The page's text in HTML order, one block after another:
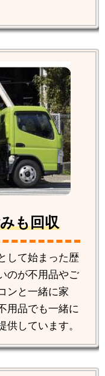
も回収
して始まった歴
のが不用品やご
ンと一緒に家
用品でも一緒に
供しています。